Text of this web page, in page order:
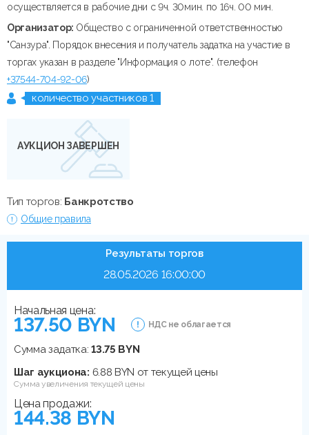
осуществляется в рабочие дни с 9ч. 30мин. по 16ч. 00 мин.
Организатор: Общество с ограниченной ответственностью
"Санзура". Порядок внесения и получатель задатка на участие в
торгах указан в разделе "Информация о лоте". (телефон
+37544-704-92-06)
количество участников 1
АУКЦИОН ЗАВЕРШЕН
Тип торгов: Банкротство
Общие правила
Результаты торгов
28.05.2026 16:00:00
Начальная цена:
137.50 BYN НДС не облагается
Сумма задатка:13.75 BYN
Шаг аукциона: 6.88 BYN от текущей цены
Сумма увеличения текущей цены
Цена продажи:
144.38 BYN